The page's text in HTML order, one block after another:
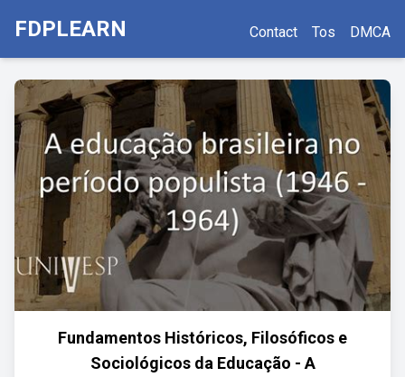
FDPLEARN Contact Tos DMCA
Fundamentos Históricos, Filosóficos e
Sociológicos da Educação - A